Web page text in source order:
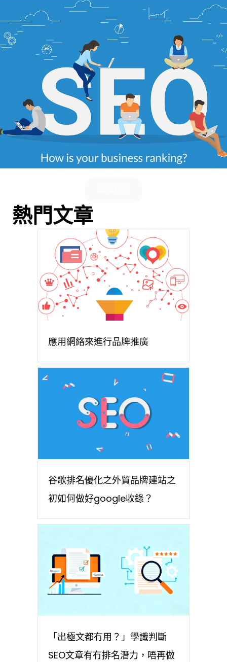
熱門文章
應用網絡來進行品牌推廣
谷歌排名優化之外貿品牌建站之
初如何做好google收錄？
「出極文都冇用？」學識判斷
SEO文章有冇排名潛力，唔再做